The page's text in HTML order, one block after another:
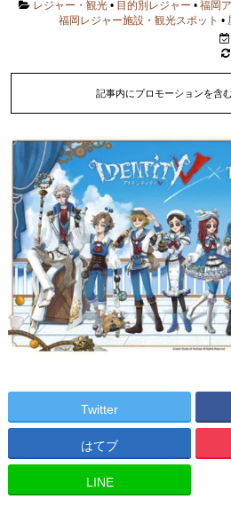
レジャー・観光 • 目的別レジャー •福岡
福岡レジャー施設・観光スポット •
記事内にプロモーションを含
Twitter
はてブ
LINE